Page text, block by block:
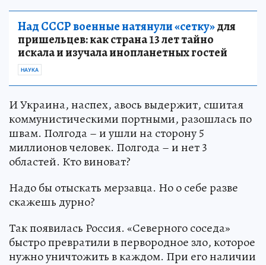
Над СССР военные натянули «сетку»для
пришельцев: как страна 13 лет тайно
искала и изучала инопланетных гостей
НАУКА
И Украина, наспех, авось выдержит, сшитая
коммунистическими портными, разошлась по
швам. Полгода – и ушли на сторону 5
миллионов человек. Полгода – и нет 3
областей. Кто виноват?
Надо бы отыскать мерзавца. Но о себе разве
скажешь дурно?
Так появилась Россия. «Северного соседа»
быстро превратили в первородное зло, которое
нужно уничтожить в каждом. При его наличии